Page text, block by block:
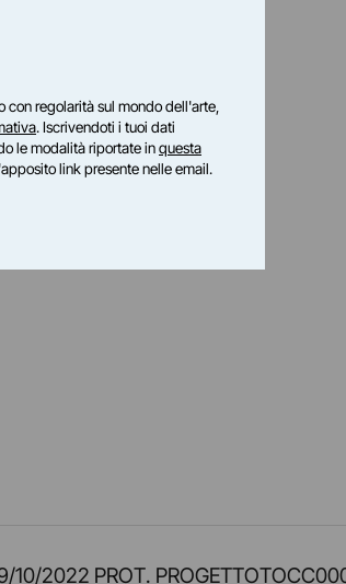
2022 PROT.
regolarità sul mondo dell'arte,
. Iscrivendoti i tuoi dati
le modalità riportate inquesta
link presente nelle email.